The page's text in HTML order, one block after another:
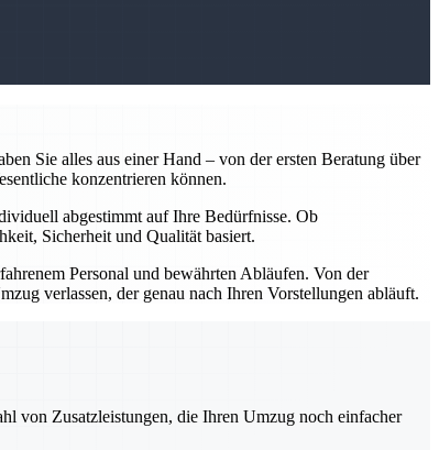
Sie alles aus einer Hand – von der ersten Beratung über
konzentrieren können.
abgestimmt auf Ihre Bedürfnisse. Ob
Sicherheit und Qualität basiert.
Personal und bewährten Abläufen. Von der
verlassen, der genau nach Ihren Vorstellungen abläuft.
von Zusatzleistungen, die Ihren Umzug noch einfacher